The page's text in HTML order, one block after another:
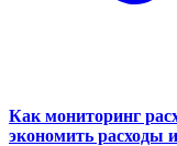
Как мониторинг
экономить расходы